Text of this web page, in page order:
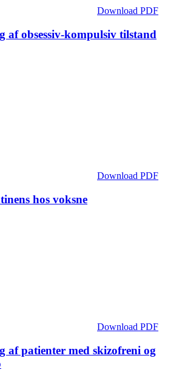
Download PDF
af obsessiv-kompulsiv tilstand
Download PDF
hos voksne
Download PDF
af patienter med skizofreni og